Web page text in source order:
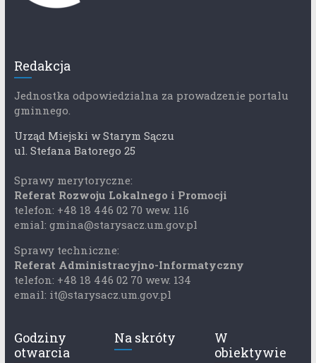
Redakcja
Jednostka odpowiedzialna za prowadzenie portalu
gminnego.
Urząd Miejski w Starym Sączu
ul. Stefana Batorego 25
Sprawy merytoryczne:
Referat Rozwoju Lokalnego i Promocji
telefon: +48 18 446 02 70 wew. 116
emial: gmina@starysacz.um.gov.pl
Sprawy techniczne:
Referat Administracyjno-Informatyczny
telefon: +48 18 446 02 70 wew. 134
email: it@starysacz.um.gov.pl
Godziny
otwarcia
Na skróty
W
obiektywie